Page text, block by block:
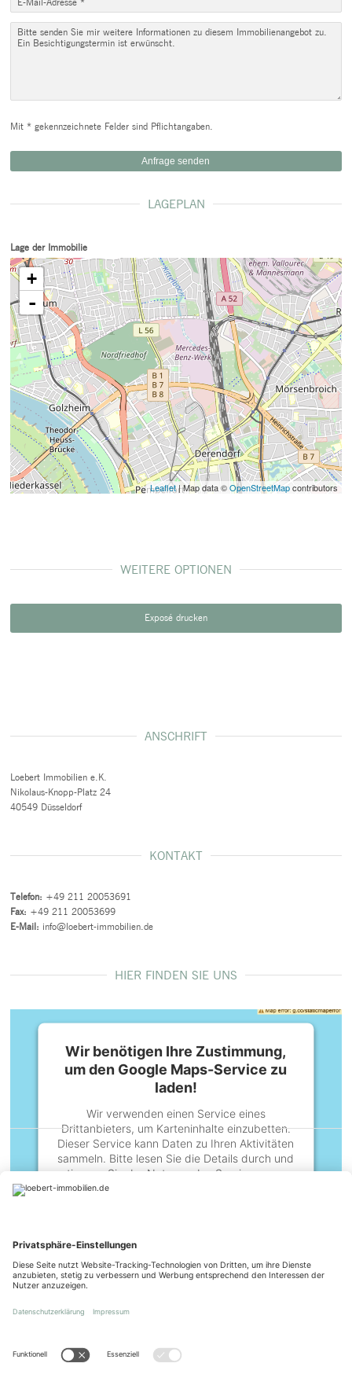
Mit * gekennzeichnete Felder sind Pflichtangaben.
LAGEPLAN
Lage der Immobilie
+
-
Leaflet| Map data ©OpenStreetMapcontributors
WEITERE OPTIONEN
Exposé drucken
ANSCHRIFT
Loebert Immobilien e.K.
Nikolaus-Knopp-Platz 24
40549 Düsseldorf
KONTAKT
Telefon: +49 211 20053691
Fax: +49 211 20053699
E-Mail: info@loebert-immobilien.de
HIER FINDEN SIE UNS
Wir benötigen Ihre Zustimmung,
um den Google Maps-Service zu
laden!
Wir verwenden einen Service eines
Drittanbieters, um Karteninhalte einzubetten.
Dieser Service kann Daten zu Ihren Aktivitäten
sammeln. Bitte lesen Sie die Details durch und
stimmen Sie der Nutzung des Service zu, um
Akzeptieren
Management Platform
BESUCHEN SIE UNS AUCH HIER
Impressum
AGB